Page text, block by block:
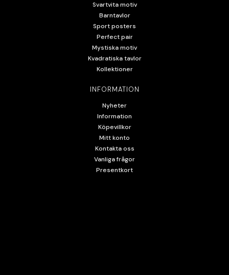
Svartvita motiv
Barntavlor
Sport posters
Perfect pair
Mystiska motiv
Kvadratiska tavlor
Kollektioner
INFORMATION
Nyheter
Information
Köpevillkor
Mitt konto
Kontakta oss
Vanliga frågor
Presentkort